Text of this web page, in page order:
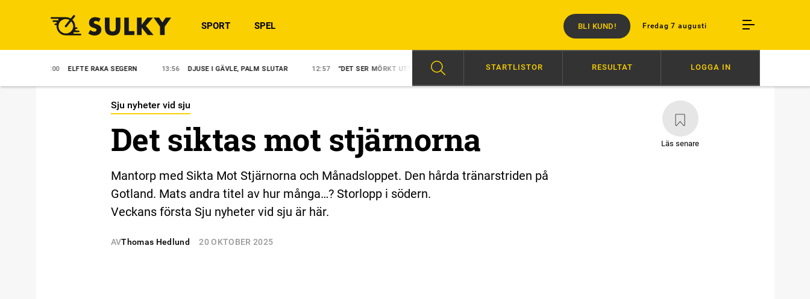
Fredag 7 augusti
SPORT SPEL BLI KUND!
ELFTE RAKA SEGERN 13:56 DJUSE I GÄVLE, PALM SLUTAR 12:57 ”DET SER MÖRKT UT” 12:34 BENGURION JETS FÖRSTA VINNARE SKRIVER TRAVHISTORIA? 14:00 ELFTE RAKA SEGERN
STARTLISTOR RESULTAT LOGGA IN
Sju nyheter vid sju
Läs senare
Det siktas mot stjärnorna
Mantorp med Sikta Mot Stjärnorna och Månadsloppet. Den hårda tränarstriden på
Gotland. Mats andra titel av hur många…? Storlopp i södern.
Veckans första Sju nyheter vid sju är här.
AVThomas Hedlund 20 OKTOBER 2025